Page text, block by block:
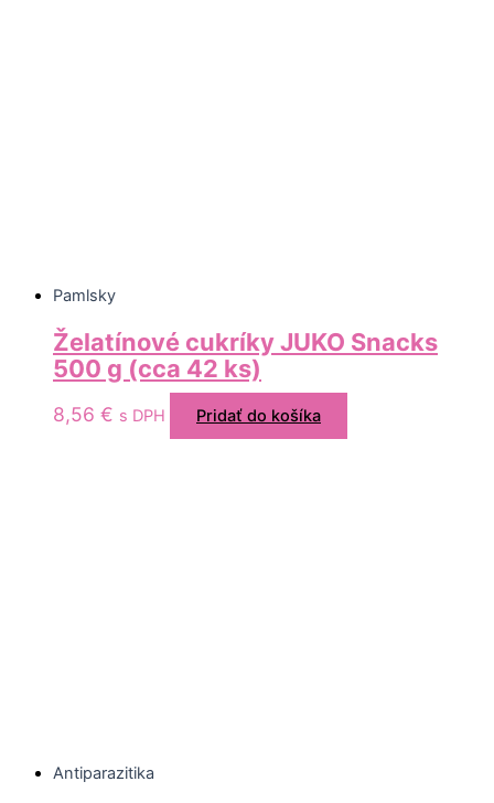
Pamlsky
Želatínové cukríky JUKO Snacks
500 g (cca 42 ks)
8,56 € s DPH Pridať do košíka
Antiparazitika